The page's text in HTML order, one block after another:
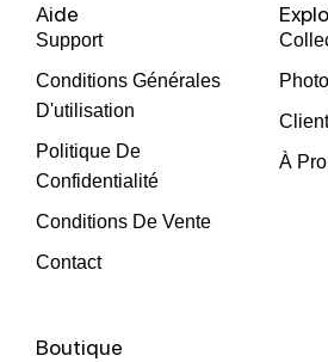
Aide
Support
Conditions Générales
D'utilisation
Politique De
Confidentialité
Conditions De Vente
Contact
À
Boutique